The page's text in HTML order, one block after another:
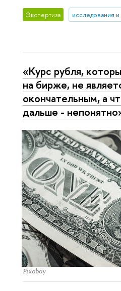
Экспертиза исследования и
«Курс рубля,
на бирже, не
окончательным, а
дальше -
Pixabay